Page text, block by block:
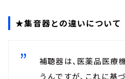
★集音器との違いについて
補聴器は、医薬品医療
うんですが、これに基